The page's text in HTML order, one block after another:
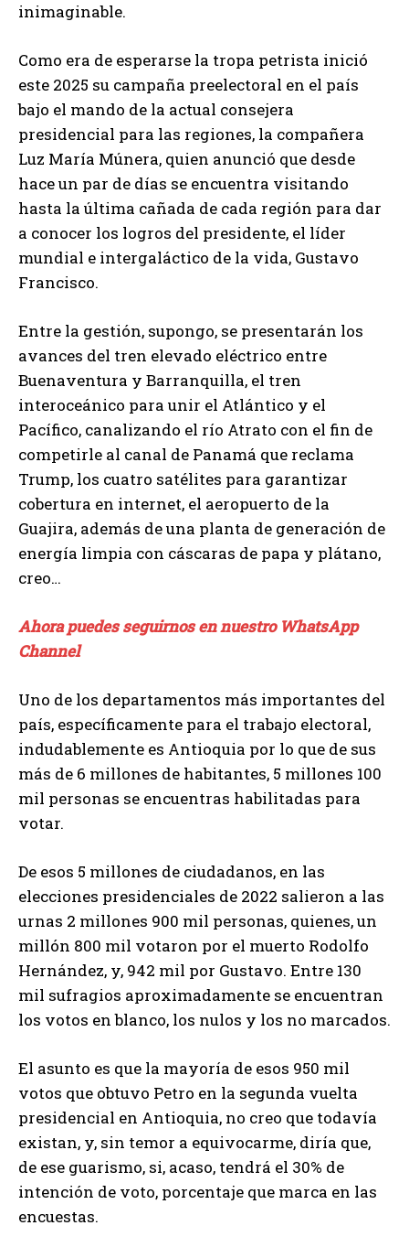
inimaginable.
Como era de esperarse la tropa petrista inició
este 2025 su campaña preelectoral en el país
bajo el mando de la actual consejera
presidencial para las regiones, la compañera
Luz María Múnera, quien anunció que desde
hace un par de días se encuentra visitando
hasta la última cañada de cada región para dar
a conocer los logros del presidente, el líder
mundial e intergaláctico de la vida, Gustavo
Francisco.
Entre la gestión, supongo, se presentarán los
avances del tren elevado eléctrico entre
Buenaventura y Barranquilla, el tren
interoceánico para unir el Atlántico y el
Pacífico, canalizando el río Atrato con el fin de
competirle al canal de Panamá que reclama
Trump, los cuatro satélites para garantizar
cobertura en internet, el aeropuerto de la
Guajira, además de una planta de generación de
energía limpia con cáscaras de papa y plátano,
creo…
Ahora puedes seguirnos en nuestro WhatsApp
Channel
Uno de los departamentos más importantes del
país, específicamente para el trabajo electoral,
indudablemente es Antioquia por lo que de sus
más de 6 millones de habitantes, 5 millones 100
mil personas se encuentras habilitadas para
votar.
De esos 5 millones de ciudadanos, en las
elecciones presidenciales de 2022 salieron a las
urnas 2 millones 900 mil personas, quienes, un
millón 800 mil votaron por el muerto Rodolfo
Hernández, y, 942 mil por Gustavo. Entre 130
mil sufragios aproximadamente se encuentran
los votos en blanco, los nulos y los no marcados.
El asunto es que la mayoría de esos 950 mil
votos que obtuvo Petro en la segunda vuelta
presidencial en Antioquia, no creo que todavía
existan, y, sin temor a equivocarme, diría que,
de ese guarismo, si, acaso, tendrá el 30% de
intención de voto, porcentaje que marca en las
encuestas.